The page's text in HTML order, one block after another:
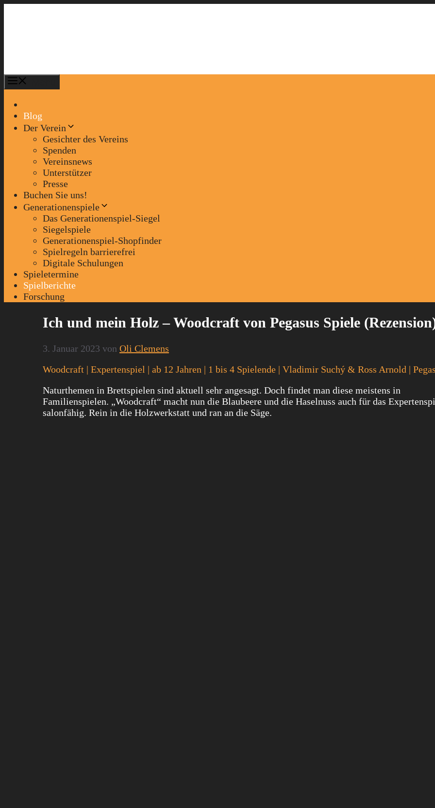
Blog
Der Verein
Gesichter des Vereins
Spenden
Vereinsnews
Unterstützer
Presse
Buchen Sie uns!
Generationenspiele
Das Generationenspiel-Siegel
Siegelspiele
Generationenspiel-Shopfinder
Spielregeln barrierefrei
Digitale Schulungen
Spieletermine
Spielberichte
Forschung
Ich und mein Holz – Woodcraft von Pegasus Spiele
3. Januar 2023 von Oli Clemens
Woodcraft | Expertenspiel | ab 12 Jahren | 1 bis 4 Spielende | Vladimir Suchý & Ross Arnold |
Naturthemen in Brettspielen sind aktuell sehr angesagt. Doch findet man diese meistens in
Familienspielen. „Woodcraft“ macht nun die Blaubeere und die Haselnuss auch für das
salonfähig. Rein in die Holzwerkstatt und ran an die Säge.